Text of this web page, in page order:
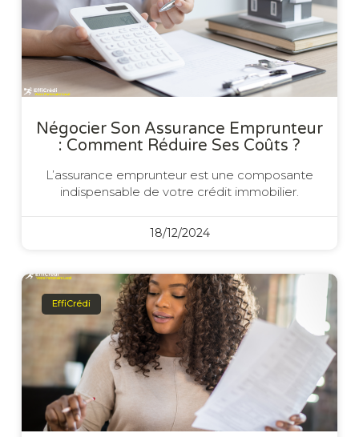
Négocier Son Assurance Emprunteur
: Comment Réduire Ses Coûts ?
L’assurance emprunteur est une composante
indispensable de votre crédit immobilier.
18/12/2024
EffiCrédi